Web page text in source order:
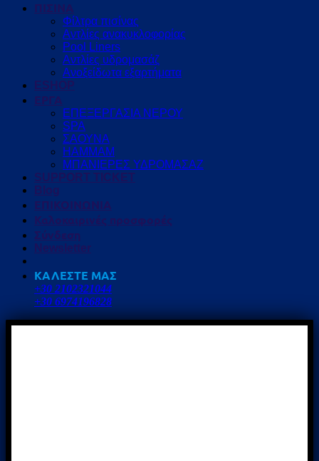
ΠΙΣΙΝΑ
Φίλτρα πισίνας
Αντλίες ανακυκλοφορίας
Pool Liners
Αντλίες υδρομασάζ
Ανοξείδωτα εξαρτήματα
ESHOP
ΕΡΓΑ
ΕΠΕΞΕΡΓΑΣΙΑ ΝΕΡΟΥ
SPA
ΣΑΟΥΝΑ
HAMMAM
ΜΠΑΝΙΕΡΕΣ ΥΔΡΟΜΑΣΑΖ
SUPPORT TICKET
Blog
ΕΠΙΚΟΙΝΩΝΙΑ
Καλοκαιρινές προσφορές
Σύνδεση
Newsletter
ΚΑΛΕΣΤΕ ΜΑΣ
+30 2102321044
+30 6974196828